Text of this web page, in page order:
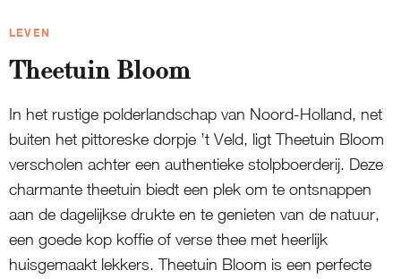
LEVEN
Theetuin Bloom
In het rustige polderlandschap van Noord-Holland, net
buiten het pittoreske dorpje ’t Veld, ligt Theetuin Bloom
verscholen achter een authentieke stolpboerderij. Deze
charmante theetuin biedt een plek om te ontsnappen
aan de dagelijkse drukte en te genieten van de natuur,
een goede kop koffie of verse thee met heerlijk
huisgemaakt lekkers. Theetuin Bloom is een perfecte